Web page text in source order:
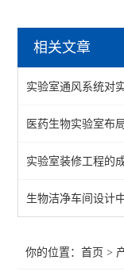
相关文章
实验室通风系统对
医药生物实验室布
实验室装修工程的
生物洁净车间设计
你的位置：首页 >